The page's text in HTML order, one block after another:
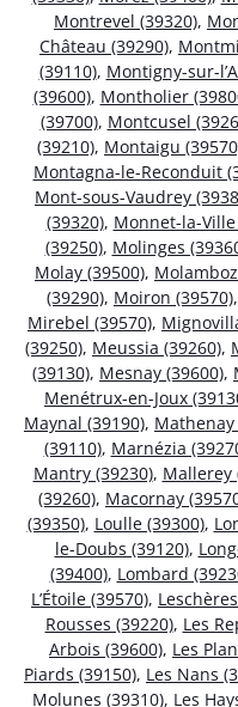
Montrevel (39320),
Château (39290),
(39110), Montigny-sur-
(39600), Montholier
(39700), Montcusel
(39210), Montaigu
Montagna-le-Reconduit
Mont-sous-Vaudrey
(39320), Monnet-la-Ville
(39250), Molinges
Molay (39500),
(39290), Moiron (39570),
Mirebel (39570),
(39250), Meussia (39260),
(39130), Mesnay (39600),
Menétrux-en-Joux
Maynal (39190), Mathenay
(39110), Marnézia
Mantry (39230), Mallerey
(39260), Macornay
(39350), Loulle (39300),
le-Doubs (39120),
(39400), Lombard
L’Étoile (39570),
Rousses (39220), Les
Arbois (39600), Les
Piards (39150), Les Nans
Molunes (39310), Les